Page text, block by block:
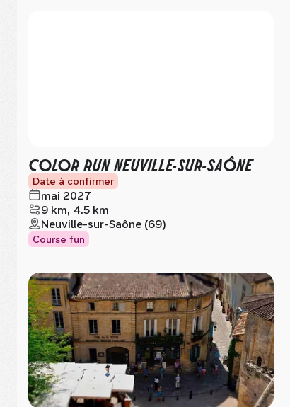
COLOR RUN NEUVILLE-SUR-SAÔNE
Date à confirmer
mai 2027
9 km, 4.5 km
Neuville-sur-Saône (69)
Course fun